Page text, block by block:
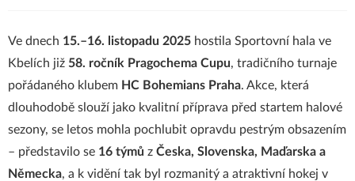
Ve dnech 15.–16. listopadu 2025 hostila Sportovní hala ve
Kbelích již 58. ročník Pragochema Cupu, tradičního turnaje
pořádaného klubem HC Bohemians Praha. Akce, která
dlouhodobě slouží jako kvalitní příprava před startem halové
sezony, se letos mohla pochlubit opravdu pestrým obsazením
– představilo se 16 týmů z Česka, Slovenska, Maďarska a
Německa, a k vidění tak byl rozmanitý a atraktivní hokej v